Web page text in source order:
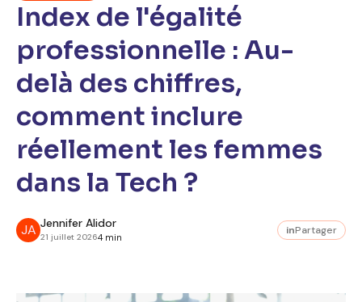
Index de l'égalité
professionnelle : Au-
delà des chiffres,
comment inclure
réellement les femmes
dans la Tech ?
JA Jennifer Alidor
21 juillet 20264 min
inPartager